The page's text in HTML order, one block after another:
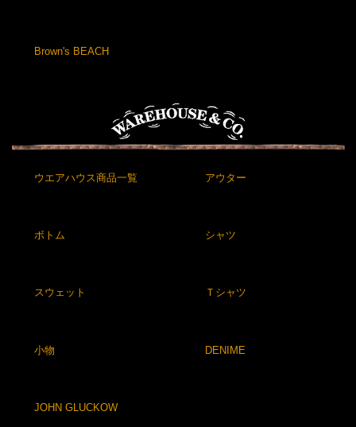
Brown's BEACH
ウエアハウス商品一覧 アウター
ボトム シャツ
スウェット Ｔシャツ
小物 DENIME
JOHN GLUCKOW